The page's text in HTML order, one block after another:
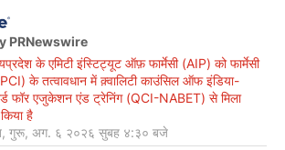
PRNewswire
के एमिटी इंस्टिट्यूट ऑफ़ फार्मेसी (AIP) को फार्मेसी
के तत्वावधान में क़्वालिटी काउंसिल ऑफ इंडिया-
फॉर एजुकेशन एंड ट्रेनिंग (QCI-NABET) से मिला
है
गुरू, अग. ६ २०२६ सुबह ४:३० बजे